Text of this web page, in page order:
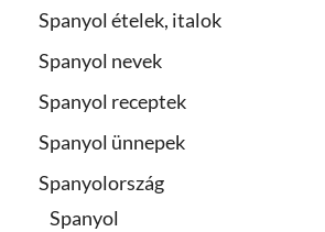
Spanyol ételek, italok
Spanyol nevek
Spanyol receptek
Spanyol ünnepek
Spanyolország
Spanyol